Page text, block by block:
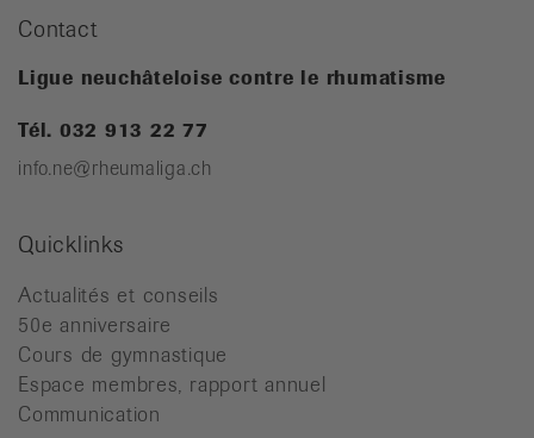
Contact
Ligue neuchâteloise contre le rhumatisme
Tél. 032 913 22 77
info.ne@rheumaliga.ch
Quicklinks
Actualités et conseils
50e anniversaire
Cours de gymnastique
Espace membres, rapport annuel
Communication